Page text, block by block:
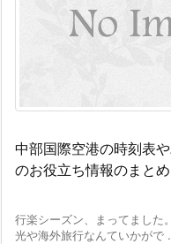
中部国際空港の時刻表
のお役立ち情報のまとめ
行楽シーズン、まってました
光や海外旅行なんていかがで